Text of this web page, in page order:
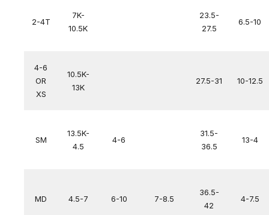
2-4T
7K-
10.5K
23.5-
27.5
6.5-10
4-6
OR
XS
10.5K-
13K
27.5-31 10-12.5
SM
13.5K-
4.5
4-6
31.5-
36.5
13-4
MD 4.5-7 6-10 7-8.5
36.5-
42
4-7.5